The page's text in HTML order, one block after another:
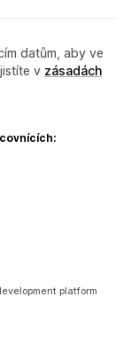
datům, aby ve
v zásadách
platform